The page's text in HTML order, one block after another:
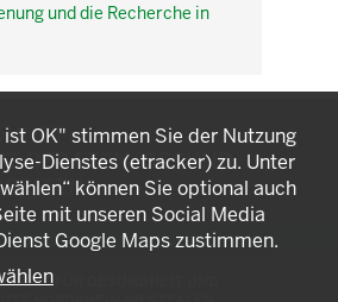
und die Recherche in
BERATEN. GESUND
FÜR GESUNDHEIT UND
OK" stimmen Sie der Nutzung
Dienstes (etracker) zu. Unter
können Sie optional auch
mit unseren Social Media
Google Maps zustimmen.